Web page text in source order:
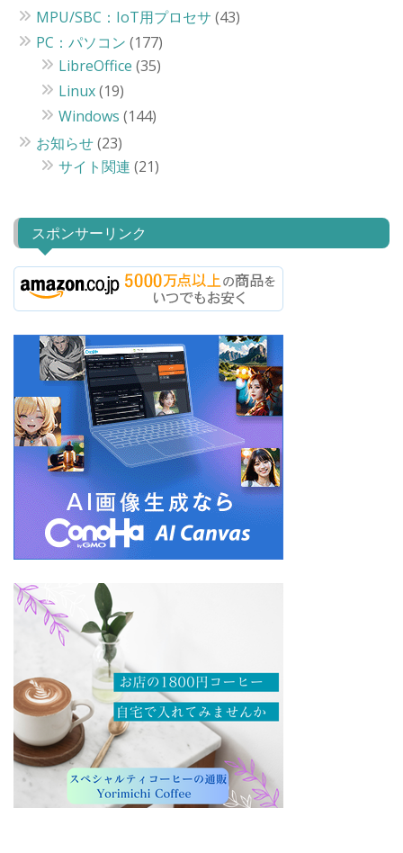
MPU/SBC：IoT用プロセサ (43)
PC：パソコン (177)
LibreOffice (35)
Linux(19)
Windows (144)
お知らせ(23)
サイト関連 (21)
スポンサーリンク